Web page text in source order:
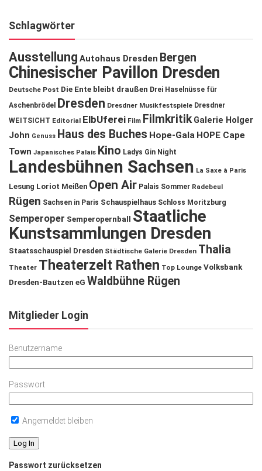
Schlagwörter
Ausstellung Autohaus Dresden Bergen
Chinesischer Pavillon Dresden
Deutsche Post Die Ente bleibt draußen Drei Haselnüsse für
Aschenbrödel
Dresden Dresdner Musikfestspiele Dresdner
WEITSICHT Editorial ElbUferei Film Filmkritik Galerie Holger
John Genuss Haus des Buches Hope-Gala HOPE Cape
Town Japanisches Palais Kino Ladys Gin Night
Landesbühnen Sachsen La Saxe à Paris
Lesung Loriot Meißen Open Air Palais Sommer Radebeul
Rügen Sachsen in Paris Schauspielhaus Schloss Moritzburg
Semperoper Semperopernball
Staatliche
Kunstsammlungen Dresden
Staatsschauspiel Dresden Städtische Galerie Dresden Thalia
Theater Theaterzelt Rathen Top Lounge Volksbank
Dresden-Bautzen eG Waldbühne Rügen
Mitglieder Login
Benutzername
Passwort
Angemeldet bleiben
Passwort zurücksetzen